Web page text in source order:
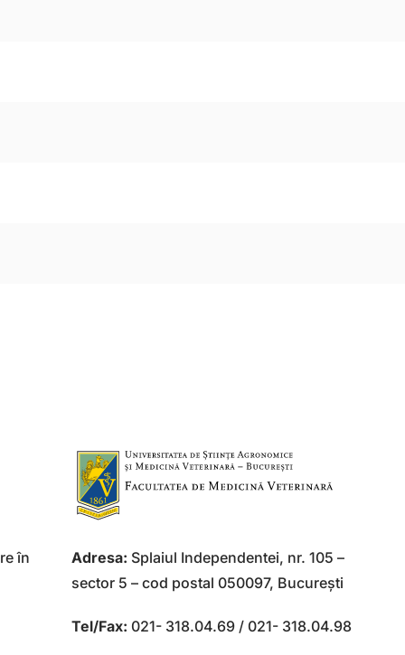
în Adresa: Splaiul Independentei, nr. 105 –
sector 5 – cod postal 050097, Bucureşti
Tel/Fax: 021- 318.04.69 / 021- 318.04.98